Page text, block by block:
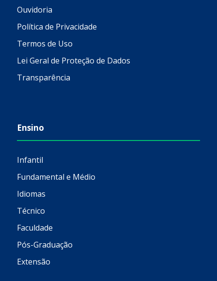
Ouvidoria
Política de Privacidade
Termos de Uso
Lei Geral de Proteção de Dados
Transparência
Ensino
Infantil
Fundamental e Médio
Idiomas
Técnico
Faculdade
Pós-Graduação
Extensão